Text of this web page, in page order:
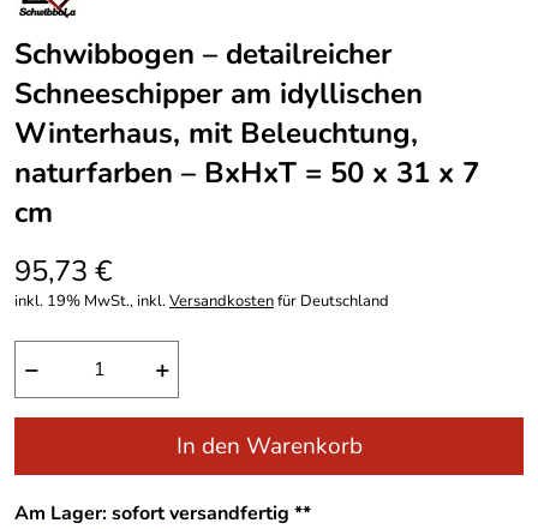
Schwibbogen – detailreicher
Schneeschipper am idyllischen
Winterhaus, mit Beleuchtung,
naturfarben – BxHxT = 50 x 31 x 7
cm
95,73 €
inkl. 19% MwSt., inkl.Versandkostenfür Deutschland
− +
In den Warenkorb
Am Lager: sofort versandfertig **